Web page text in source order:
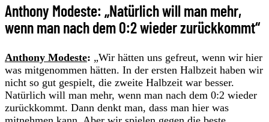
Anthony Modeste: „Natürlich will man mehr,
wenn man nach dem 0:2 wieder zurückkommt“
Anthony Modeste: „Wir hätten uns gefreut, wenn wir hier
was mitgenommen hätten. In der ersten Halbzeit haben wir
nicht so gut gespielt, die zweite Halbzeit war besser.
Natürlich will man mehr, wenn man nach dem 0:2 wieder
zurückkommt. Dann denkt man, dass man hier was